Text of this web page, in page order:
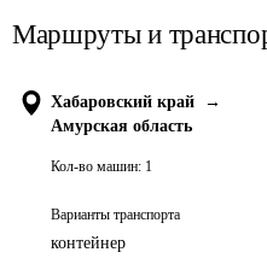
Маршруты и
Хабаровский край
→
Амурская область
Кол-во машин: 1
Варианты транспорта
контейнер